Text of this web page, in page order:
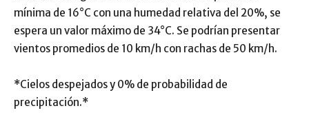
mínima de 16°C con una humedad relativa del 20%, se
espera un valor máximo de 34°C. Se podrían presentar
vientos promedios de 10 km/h con rachas de 50 km/h.
*Cielos despejados y 0% de probabilidad de
precipitación.*